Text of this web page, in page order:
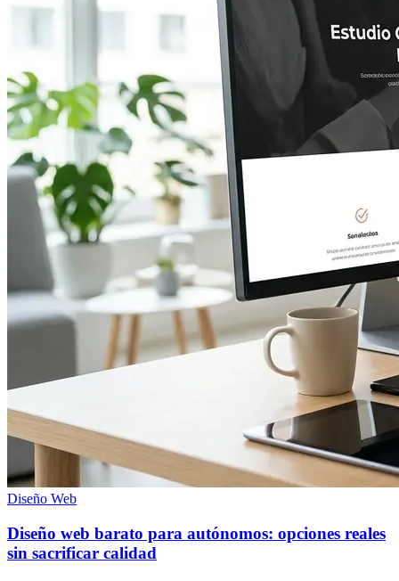
Diseño Web
Diseño web barato para autónomos: opciones reales
sin sacrificar calidad